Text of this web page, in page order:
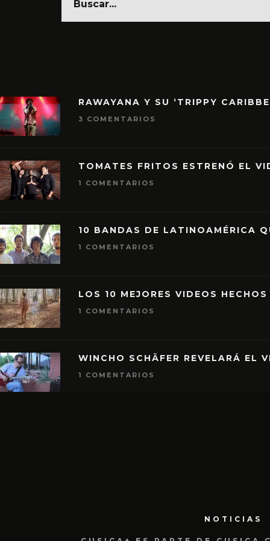
RAWAYANA Y SU ‘TRIPPY
3 COMENTARIOS
TOMATES FRITOS ESTRENÓ EL
1 COMENTARIOS
10 BANDAS DE LATINOAMÉRICA
1 COMENTARIOS
LOS 10 MEJORES VIDEOS
1 COMENTARIOS
WINCHO SCHÄFER REVELARÁ EL
1 COMENTARIOS
NOTICIAS